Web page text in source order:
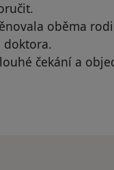
oběma
doktora.
čekání a
odstraněn